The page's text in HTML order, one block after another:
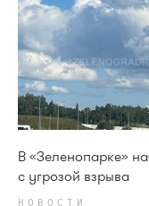
В «Зеленопарке»
с угрозой взрыва
НОВОСТИ